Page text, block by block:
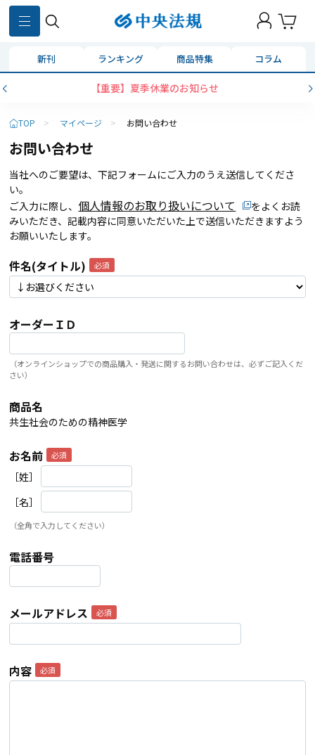
新刊 ランキング 商品特集 コラム
【重要】夏季休業のお知らせ
TOP > マイページ > お問い合わせ
お問い合わせ
当社へのご要望は、下記フォームにご入力のうえ送信してくださ
い。
ご入力に際し、 個人情報のお取り扱いについて
をよくお読
みいただき、記載内容に同意いただいた上で送信いただきますよう
お願いいたします。
件名(タイトル)
オーダーＩＤ
（オンラインショップでの商品購入・発送に関するお問い合わせは、必ずご記入くだ
さい）
商品名
共生社会のための精神医学
お名前
［姓］
［名］
（全角で入力してください）
電話番号
メールアドレス
内容